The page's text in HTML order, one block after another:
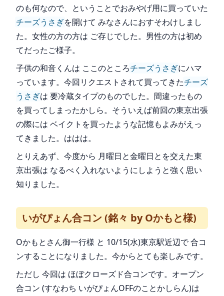
のも何なので、ということでおみやげ用に買っていた
チーズうさぎを開けて みなさんにおすそわけしまし
た。女性の方の方は ご存じでした。男性の方は初め
てだったご様子。
子供の和音くんは ここのところチーズうさぎにハマ
っています。今回リクエストされて買ってきたチーズ
うさぎは 要冷蔵タイプのものでした。間違ったもの
を買ってしまったかしら。そういえば前回の東京出張
の際には ベイクトを買ったような記憶もよみがえっ
てきました。ははは。
とりえあず、今度から 月曜日と金曜日とを交えた東
京出張は なるべく入れないようにしようと強く思い
知りました。
いがぴょん合コン (銘々 by Oかもと様)
Oかもとさん御一行様 と 10/15(水)東京駅近辺で 合コ
ンすることになりました。今からとても楽しみです。
ただし 今回は ほぼクローズド合コンです。オープン
合コン (すなわち いがぴょんOFFのことかしらん)は